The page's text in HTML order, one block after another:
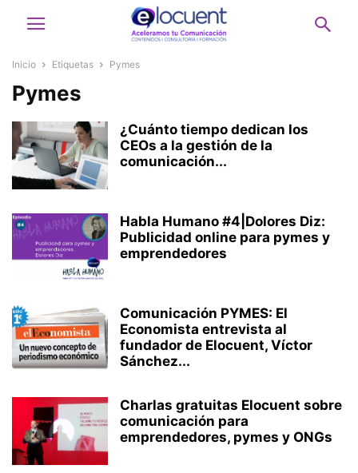
Inicio Etiquetas Pymes
Pymes
¿Cuánto tiempo dedican los
CEOs a la gestión de la
comunicación...
Habla Humano #4|Dolores Diz:
Publicidad online para pymes y
emprendedores
Comunicación PYMES: El
Economista entrevista al
fundador de Elocuent, Víctor
Sánchez...
Charlas gratuitas Elocuent sobre
comunicación para
emprendedores, pymes y ONGs